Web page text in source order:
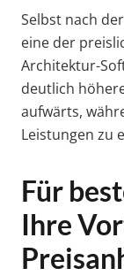
Selbst nach
eine der
Architektur-
deutlich
aufwärts,
Leistungen zu
Für
Ihre